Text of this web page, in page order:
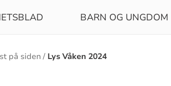
BARN OG UNGDOM
på siden Lys Våken 2024